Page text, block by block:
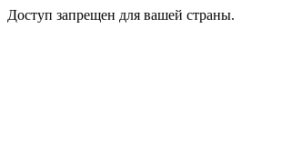
Доступ запрещен для вашей страны.